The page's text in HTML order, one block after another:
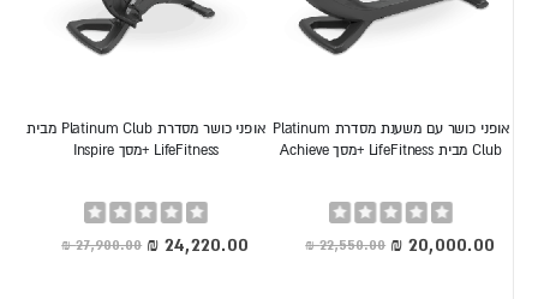
אופני כושר עם משענת מסדרת Platinum
Club מבית LifeFitness +מסך Achieve
Rating:
0%
מחיר
מיוחד
אופני כושר מסדרת Platinum Club מבית
LifeFitness +מסך Inspire
Rating:
0%
מחיר
מיוחד